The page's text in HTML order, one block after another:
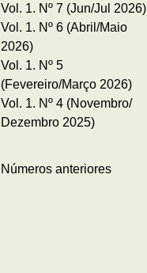
Vol. 1. Nº 7 (Jun/Jul 2026)
Vol. 1. Nº 6 (Abril/Maio
2026)
Vol. 1. Nº 5
(Fevereiro/Março 2026)
Vol. 1. Nº 4 (Novembro/
Dezembro 2025)
Números anteriores